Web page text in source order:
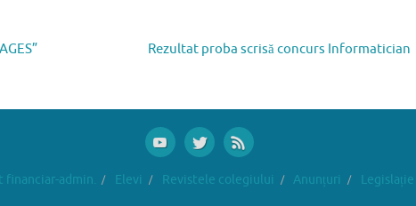
Rezultat proba scrisă concurs Informatician
financiar-admin. Elevi Revistele colegiului Anunțuri Legislație